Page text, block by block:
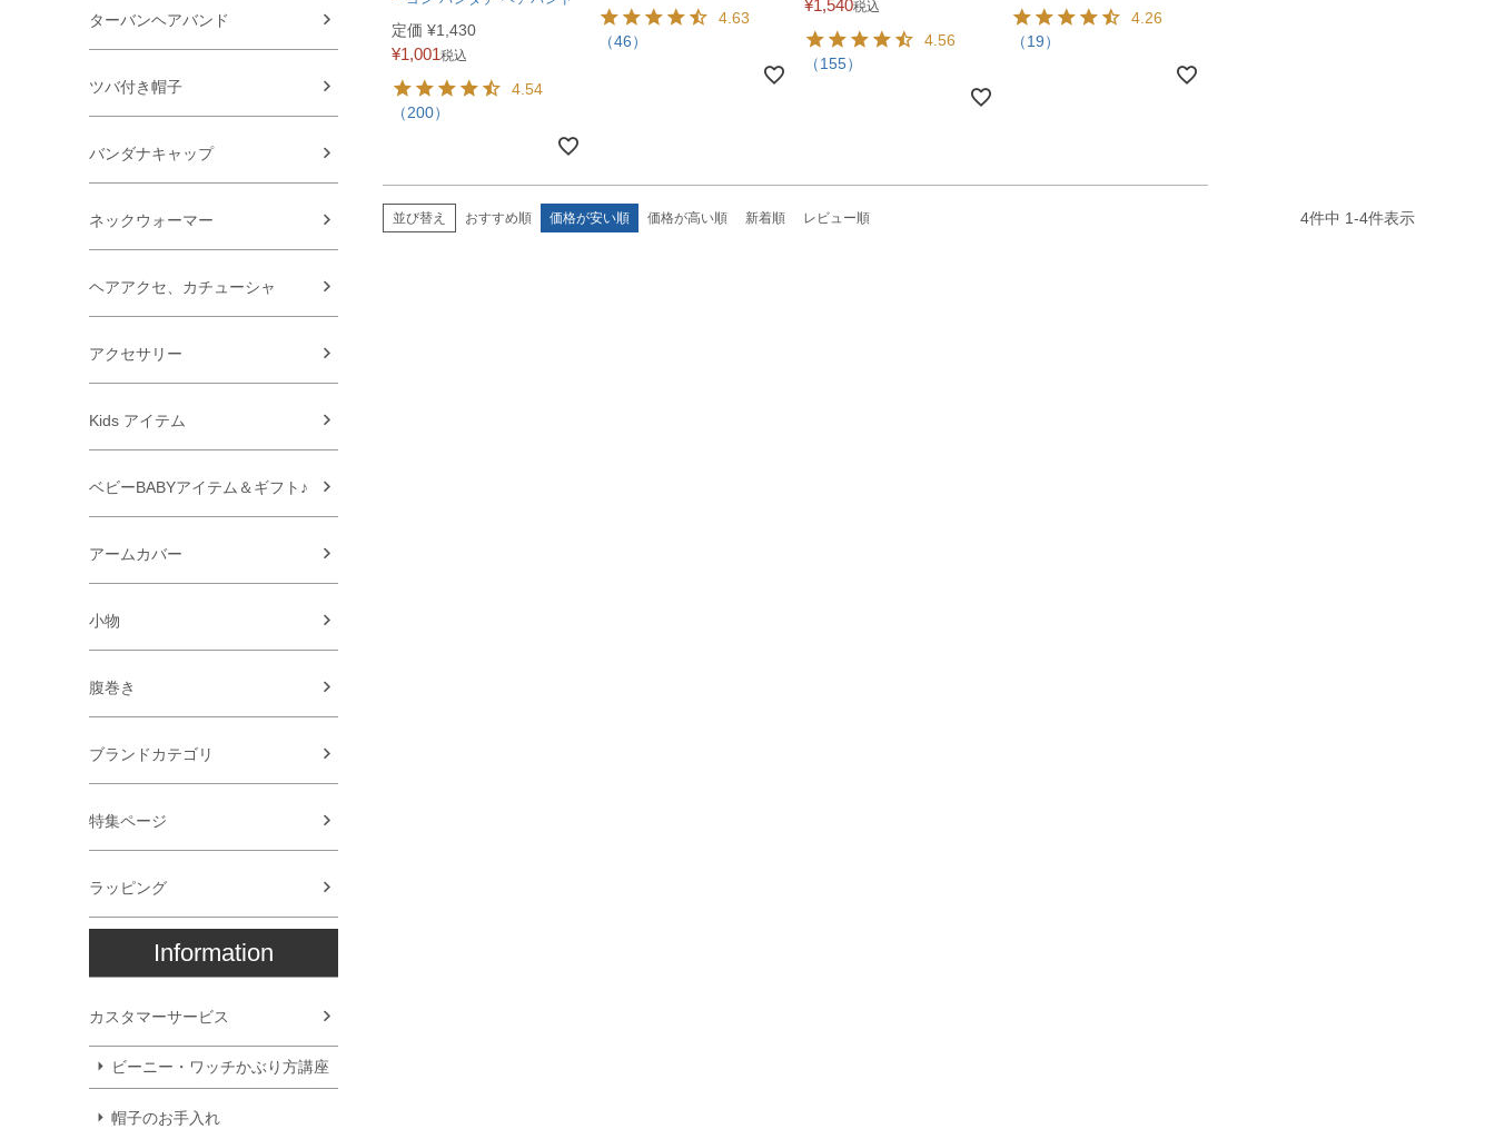
ターバンヘアバンド
ツバ付き帽子
バンダナキャップ
ネックウォーマー
ヘアアクセ、カチューシャ
アクセサリー
Kids アイテム
ベビーBABYアイテム＆ギフト♪
アームカバー
小物
腹巻き
ブランドカテゴリ
特集ページ
ラッピング
Information
カスタマーサービス
ビーニー・ワッチかぶり方講座
帽子のお手入れ
定価 ¥1,430
¥1,001税込
4.54
（200）
4.63
（46）
¥1,540税込
4.56
（155）
4.26
（19）
並び替え おすすめ順 価格が安い順 価格が高い順 新着順 レビュー順 4件中 1-4件表示